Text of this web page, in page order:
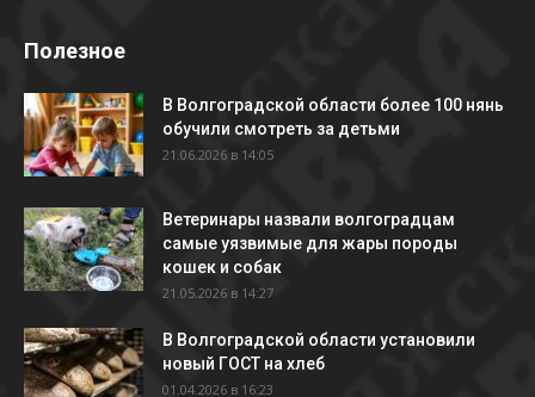
Полезное
В Волгоградской области более 100 нянь
обучили смотреть за детьми
21.06.2026 в 14:05
Ветеринары назвали волгоградцам
самые уязвимые для жары породы
кошек и собак
21.05.2026 в 14:27
В Волгоградской области установили
новый ГОСТ на хлеб
01.04.2026 в 16:23